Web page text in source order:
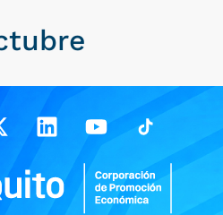
LinkedinYoutube